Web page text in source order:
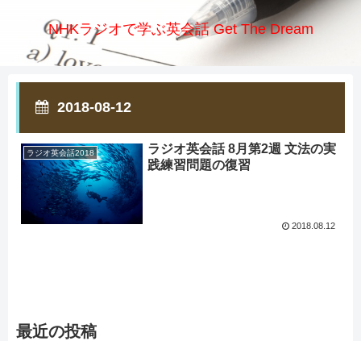
NHKラジオで学ぶ英会話 Get The Dream
2018-08-12
ラジオ英会話2018
ラジオ英会話 8月第2週 文法の実
践練習問題の復習
2018.08.12
最近の投稿